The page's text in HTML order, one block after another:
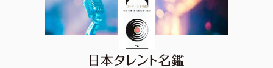
日本タレント名鑑